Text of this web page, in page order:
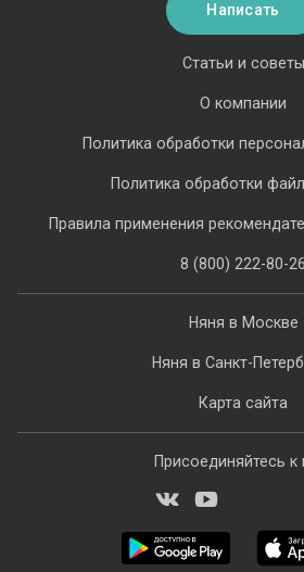
Няня в Москве
Няня в Санкт-
Карта сайта
Статьи и советы
О компании
Политика обработки
Политика обработки
Правила применения
8 (800) 222-80-26
Написать
Присоединяйтесь к